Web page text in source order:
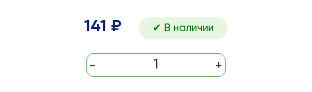
141 ₽ ✔ В наличии
- +